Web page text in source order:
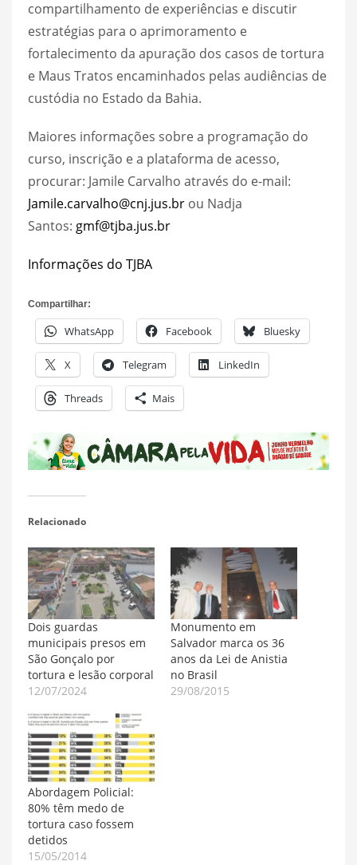
compartilhamento de experiências e discutir
estratégias para o aprimoramento e
fortalecimento da apuração dos casos de tortura
e Maus Tratos encaminhados pelas audiências de
custódia no Estado da Bahia.
Maiores informações sobre a programação do
curso, inscrição e a plataforma de acesso,
procurar: Jamile Carvalho através do e-mail:
Jamile.carvalho@cnj.jus.br ou Nadja
Santos: gmf@tjba.jus.br
Informações do TJBA
Compartilhar:
WhatsApp Facebook Bluesky
X Telegram LinkedIn
Threads Mais
Relacionado
Dois guardas
municipais presos em
São Gonçalo por
tortura e lesão corporal
12/07/2024
Monumento em
Salvador marca os 36
anos da Lei de Anistia
no Brasil
29/08/2015
Abordagem Policial:
80% têm medo de
tortura caso fossem
detidos
15/05/2014